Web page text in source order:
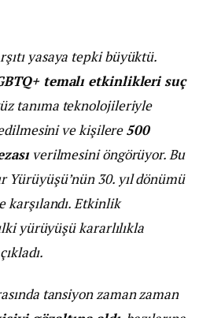
yasaya tepki büyüktü.
temalı etkinlikleri suç
tanıma teknolojileriyle
ve kişilere500
verilmesini öngörüyor. Bu
Yürüyüşü’nün 30. yıl dönümü
karşılandı. Etkinlik
yürüyüşü kararlılıkla
tansiyon zaman zaman